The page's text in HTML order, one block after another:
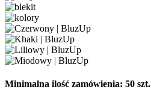
Minimalna ilość zamówienia: 50 szt.